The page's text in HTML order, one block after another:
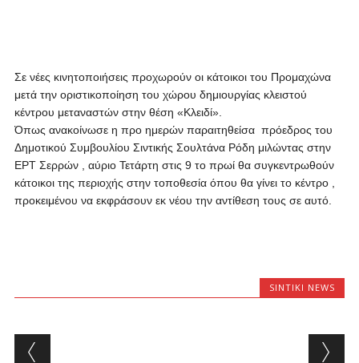
Σε νέες κινητοποιήσεις προχωρούν οι κάτοικοι του Προμαχώνα
μετά την οριστικοποίηση του χώρου δημιουργίας κλειστού
κέντρου μεταναστών στην θέση «Κλειδί».
Όπως ανακοίνωσε η προ ημερών παραιτηθείσα πρόεδρος του
Δημοτικού Συμβουλίου Σιντικής Σουλτάνα Ρόδη μιλώντας στην
ΕΡΤ Σερρών , αύριο Τετάρτη στις 9 το πρωί θα συγκεντρωθούν
κάτοικοι της περιοχής στην τοποθεσία όπου θα γίνει το κέντρο ,
προκειμένου να εκφράσουν εκ νέου την αντίθεση τους σε αυτό.
SINTIKI NEWS
Post navigation